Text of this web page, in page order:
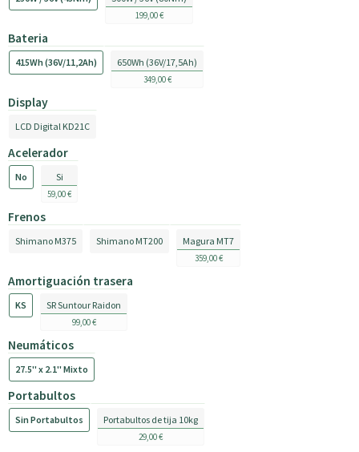
199,00 €
Bateria
415Wh (36V/11,2Ah) 650Wh (36V/17,5Ah)
349,00 €
Display
LCD Digital KD21C
Acelerador
No Si
59,00 €
Frenos
Shimano M375 Shimano MT200 Magura MT7
359,00 €
Amortiguación trasera
KS SR Suntour Raidon
99,00 €
Neumáticos
27.5'' x 2.1'' Mixto
Portabultos
Sin Portabultos Portabultos de tija 10kg
29,00 €